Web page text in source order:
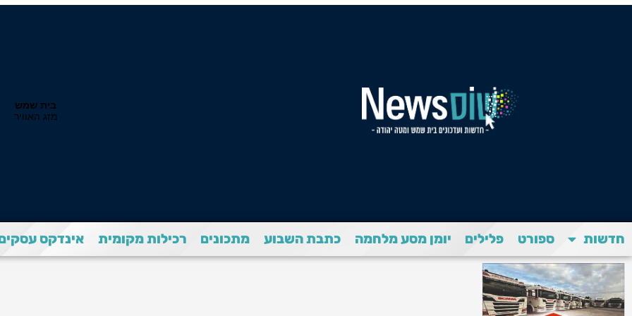
חדשות ספורט פלילים יומן מסע מלחמה כתבת השבוע מתכונים רכילות מקומית אינדקס